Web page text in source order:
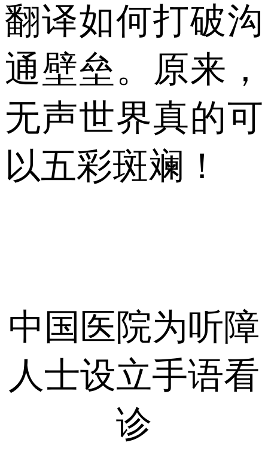
翻译如何打破沟
通壁垒。原来，
无声世界真的可
以五彩斑斓！
中国医院为听障
人士设立手语看
诊